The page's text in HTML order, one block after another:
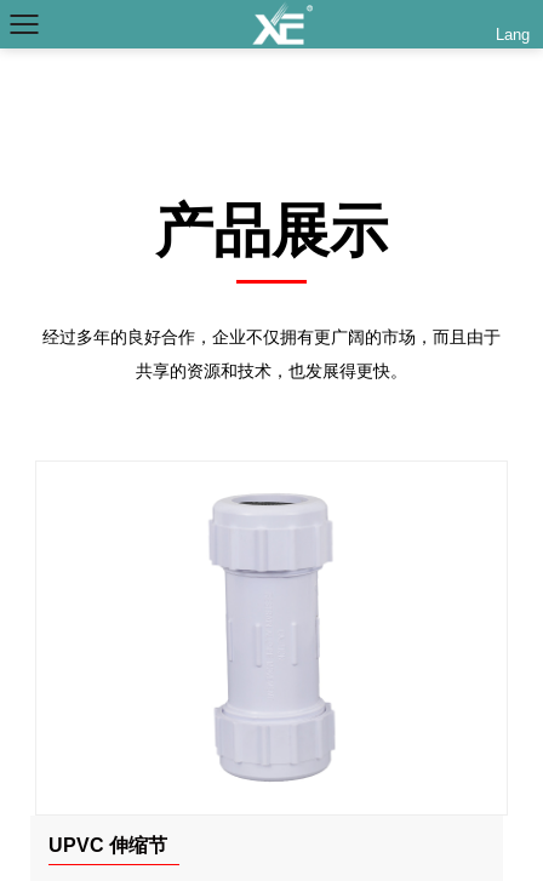
Lang
产品展示
经过多年的良好合作，企业不仅拥有更广阔的市场，而且由于
共享的资源和技术，也发展得更快。
UPVC 伸缩节